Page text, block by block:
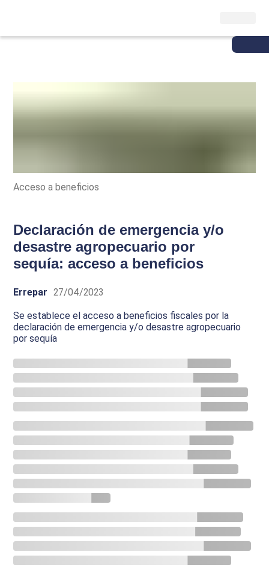
Acceso a beneficios
Declaración de emergencia y/o
desastre agropecuario por
sequía: acceso a beneficios
Errepar 27/04/2023
Se establece el acceso a beneficios fiscales por la
declaración de emergencia y/o desastre agropecuario
por sequía